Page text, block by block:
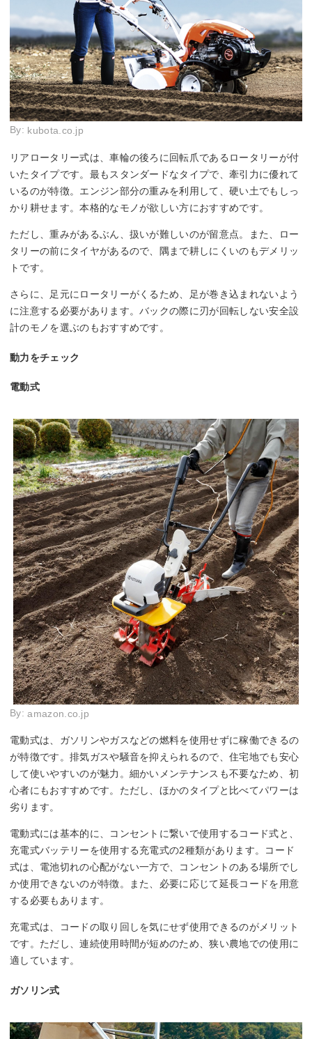
By: kubota.co.jp
リアロータリー式は、車輪の後ろに回転爪であるロータリーが付
いたタイプです。最もスタンダードなタイプで、牽引力に優れて
いるのが特徴。エンジン部分の重みを利用して、硬い土でもしっ
かり耕せます。本格的なモノが欲しい方におすすめです。
ただし、重みがあるぶん、扱いが難しいのが留意点。また、ロー
タリーの前にタイヤがあるので、隅まで耕しにくいのもデメリッ
トです。
さらに、足元にロータリーがくるため、足が巻き込まれないよう
に注意する必要があります。バックの際に刃が回転しない安全設
計のモノを選ぶのもおすすめです。
動力をチェック
電動式
By:amazon.co.jp
電動式は、ガソリンやガスなどの燃料を使用せずに稼働できるの
が特徴です。排気ガスや騒音を抑えられるので、住宅地でも安心
して使いやすいのが魅力。細かいメンテナンスも不要なため、初
心者にもおすすめです。ただし、ほかのタイプと比べてパワーは
劣ります。
電動式には基本的に、コンセントに繋いで使用するコード式と、
充電式バッテリーを使用する充電式の2種類があります。コード
式は、電池切れの心配がない一方で、コンセントのある場所でし
か使用できないのが特徴。また、必要に応じて延長コードを用意
する必要もあります。
充電式は、コードの取り回しを気にせず使用できるのがメリット
です。ただし、連続使用時間が短めのため、狭い農地での使用に
適しています。
ガソリン式